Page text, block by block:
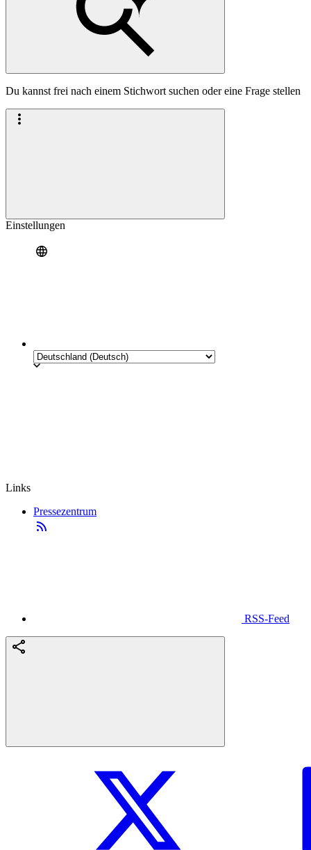
Du kannst frei nach einem Stichwort suchen oder eine Frage stellen
Einstellungen
Links
Pressezentrum
RSS-Feed